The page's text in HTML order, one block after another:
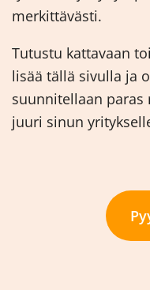
merkittävästi.
Tutustu kattavaan
lisää tällä sivulla ja
suunnitellaan
juuri sinun